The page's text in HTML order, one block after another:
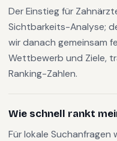
Der Einstieg für
Sichtbarkeits-Analyse;
wir danach gemeinsam
Wettbewerb und Ziele,
Ranking-Zahlen.
Wie schnell rankt
Für lokale Suchanfragen